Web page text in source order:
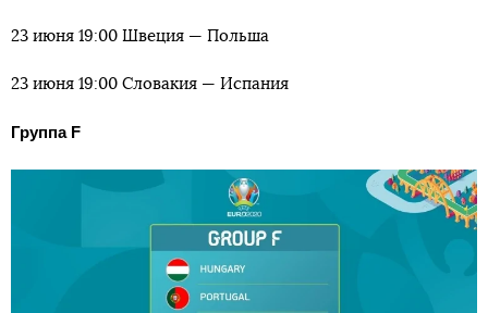
23 июня 19:00 Швеция — Польша
23 июня 19:00 Словакия — Испания
Группа F